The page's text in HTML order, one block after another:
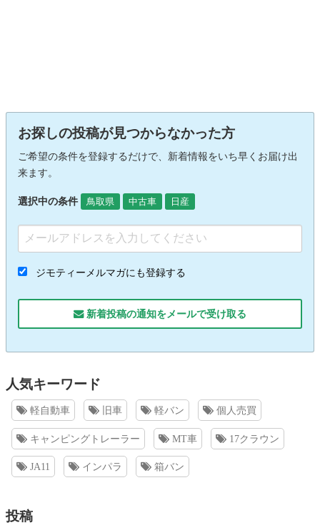
お探しの投稿が見つからなかった方
ご希望の条件を登録するだけで、新着情報をいち早くお届け出
来ます。
選択中の条件 鳥取県 中古車 日産
ジモティーメルマガにも登録する
新着投稿の通知をメールで受け取る
人気キーワード
軽自動車 旧車 軽バン 個人売買
キャンピングトレーラー MT車 17クラウン
JA11 インパラ 箱バン
投稿